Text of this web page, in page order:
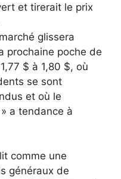
et tirerait le prix
glissera
prochaine poche de
$ à 1,80 $, où
se sont
et où le
a tendance à
comme une
généraux de